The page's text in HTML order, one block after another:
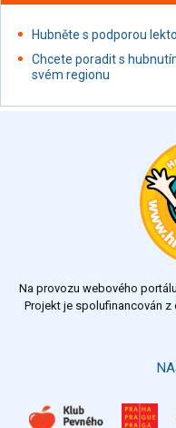
Hubněte s podporou
Chcete poradit s
svém regionu
Na provozu webového
Projekt je spolufinancován z